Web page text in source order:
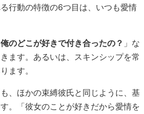
行動の特徴の6つ目は、いつも愛情
俺のどこが好きで付き合ったの？ 」な
ます。あるいは、スキンシップを常
ます。
、ほかの束縛彼氏と同じように、基
。「彼女のことが好きだから愛情を